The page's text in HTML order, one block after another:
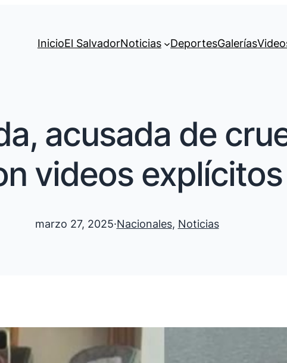
InicioEl SalvadorNoticias DeportesGalerías
acusada de
videos explícitos
marzo 27, 2025·Nacionales, Noticias